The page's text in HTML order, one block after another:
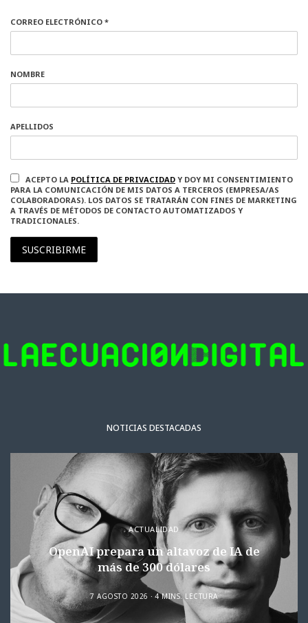
CORREO ELECTRÓNICO *
NOMBRE
APELLIDOS
ACEPTO LA POLÍTICA DE PRIVACIDAD Y DOY MI CONSENTIMIENTO
PARA LA COMUNICACIÓN DE MIS DATOS A TERCEROS (EMPRESA/AS
COLABORADORAS). LOS DATOS SE TRATARÁN CON FINES DE MARKETING
A TRAVÉS DE MÉTODOS DE CONTACTO AUTOMATIZADOS Y
TRADICIONALES.
SUSCRIBIRME
NOTICIAS DESTACADAS
ACTUALIDAD
OpenAI prepara un altavoz de IA de
más de 300 dólares
7 AGOSTO 2026 4 MINS. LECTURA